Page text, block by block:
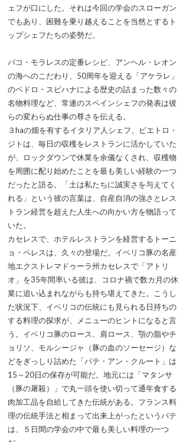
ェフが口にした。それは今回の学会のスローガン
でもあり、困難を乗り越えることを当然とするト
ップシェフたちの姿勢だ。
パコ・モラレスの定番レシピ、アンヘル・レオン
の海へのこだわり、50周年を迎える「アケラレ」
のペドロ・スビハナによる歴史の詰まった数々の
名物料理など、常連のスペインシェフの発表は彼
らの変わらぬ仕事の尊さを伝える。
３haの畑を有するイタリア人シェフ、ピエトロ・
ジトは、毎日の収穫をレストランに活かしていた
が、ロックダウンで休業を余儀なくされ、収穫物
を周囲に配り始めたことを最も美しい経験の一つ
だったと語る。「土は私たちに誠実さを与えてく
れる」という彼の言葉は、自産自消の強さとレス
トラン経営を超えた人生への向かい方を物語って
いた。
カセレスで、ホテルレストランを経営するトーニ
ョ・ペレスは、久々の登場だ。イベリコ豚の名産
地エクストレマドゥーラ州カセレスで「アトリ
オ」を35年間率いる彼は、コロナ禍で数カ月の休
業に追い込まれながらも持ち堪えてきた。こうし
た状況下、イベリコの伝統にも見られる日持ちの
する料理の探求が、メニューのヒントになると言
う。イベリコ豚のロース、肩ロース、顎の脂やチ
ョリソ、モルシージャ（豚の血のソーセージ）な
どをぎっしり詰めた「パテ・アン・クルート」は
15～20日の保存が可能だ。地元には「マタンサ
（豚の屠殺）」で丸一頭を使い切って通年食する
肉加工品を自給してきた伝統がある。フランス料
理の伝統手法と相まって出来上がったというパテ
は、５日間の学会の中で最も美しい料理の一つ